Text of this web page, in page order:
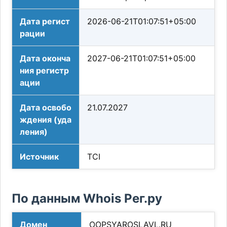
Дата регист
рации
2026-06-21T01:07:51+05:00
Дата оконча
ния регистр
ации
2027-06-21T01:07:51+05:00
Дата освобо
ждения (уда
ления)
21.07.2027
Источник TCI
По данным Whois Рег.ру
Домен OOPSYAROSLAVL.RU